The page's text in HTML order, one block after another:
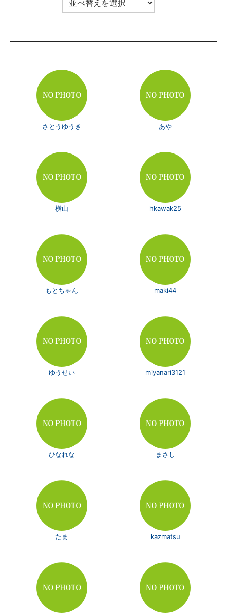
さとうゆうき あや
横山 hkawak25
もとちゃん maki44
ゆうせい miyanari3121
ひなれな まさし
たま kazmatsu